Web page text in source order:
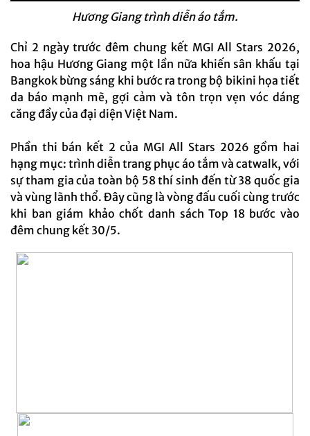
Hương Giang trình diễn áo tắm.
Chỉ 2 ngày trước đêm chung kết MGI All Stars 2026,
hoa hậu Hương Giang một lần nữa khiến sân khấu tại
Bangkok bừng sáng khi bước ra trong bộ bikini họa tiết
da báo mạnh mẽ, gợi cảm và tôn trọn vẹn vóc dáng
căng đầy của đại diện Việt Nam.
Phần thi bán kết 2 của MGI All Stars 2026 gồm hai
hạng mục: trình diễn trang phục áo tắm và catwalk, với
sự tham gia của toàn bộ 58 thí sinh đến từ 38 quốc gia
và vùng lãnh thổ. Đây cũng là vòng đấu cuối cùng trước
khi ban giám khảo chốt danh sách Top 18 bước vào
đêm chung kết 30/5.